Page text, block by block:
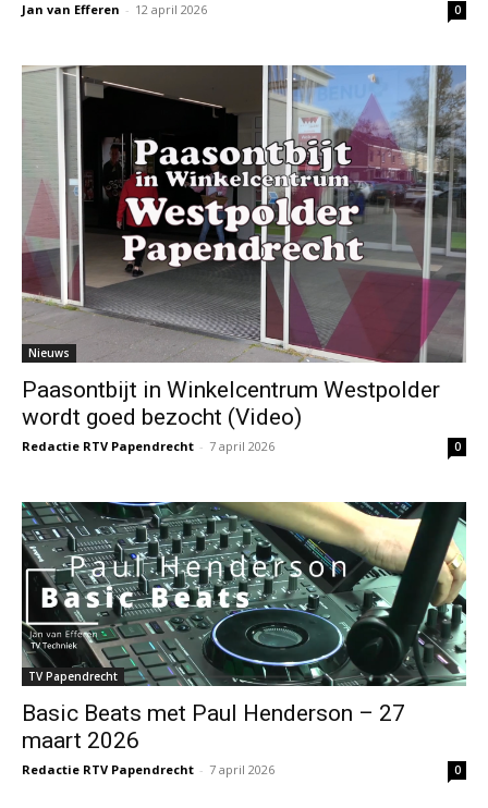
Jan van Efferen - 12 april 2026 0
Nieuws
Paasontbijt in Winkelcentrum Westpolder
wordt goed bezocht (Video)
Redactie RTV Papendrecht - 7 april 2026 0
TV Papendrecht
Basic Beats met Paul Henderson – 27
maart 2026
Redactie RTV Papendrecht - 7 april 2026 0